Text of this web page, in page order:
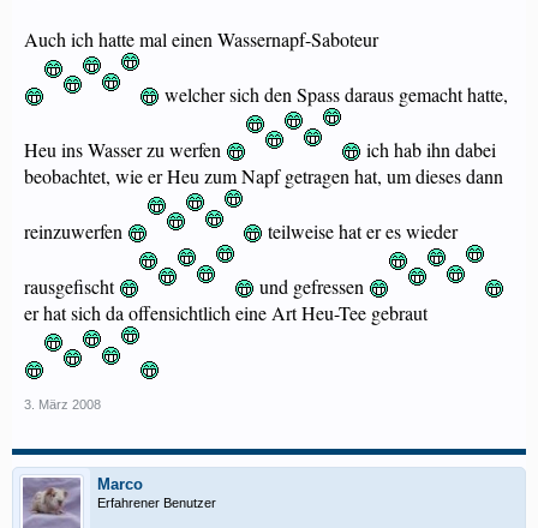
Auch ich hatte mal einen Wassernapf-Saboteur
welcher sich den Spass daraus gemacht hatte,
Heu ins Wasser zu werfen
ich hab ihn dabei
beobachtet, wie er Heu zum Napf getragen hat, um dieses dann
reinzuwerfen teilweise hat er es wieder
rausgefischt
und gefressen
er hat sich da offensichtlich eine Art Heu-Tee gebraut
3. März 2008
Marco
Erfahrener Benutzer